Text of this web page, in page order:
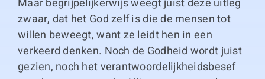
Maar begrijpelijkerwijs weegt juist deze uitleg
zwaar, dat het God zelf is die de mensen tot
willen beweegt, want ze leidt hen in een
verkeerd denken. Noch de Godheid wordt juist
gezien, noch het verantwoordelijkheidsbesef